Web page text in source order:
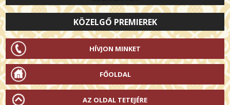
KÖZELGŐ PREMIEREK
HÍVJON MINKET
FŐOLDAL
AZ OLDAL TETEJÉRE